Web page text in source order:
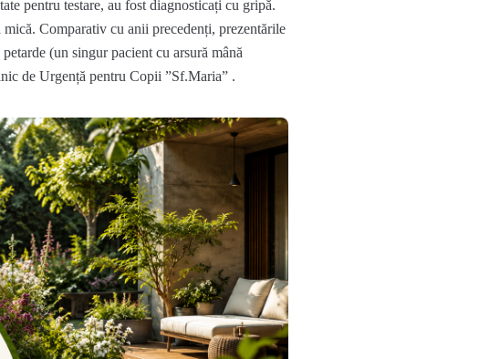
pentru testare, au fost diagnosticați cu gripă.
Comparativ cu anii precedenți, prezentările
(un singur pacient cu arsură mână
de Urgență pentru Copii ”Sf.Maria” .